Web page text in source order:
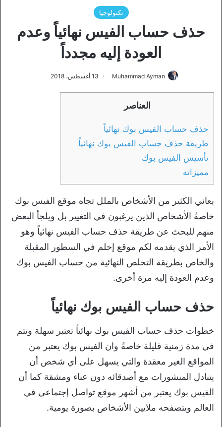
تكنولوجيا
حذف حساب الفيس نهائياً وعدم
العودة إليه مجدداً
Muhammad Ayman 13 أغسطس، 2018
العناصر
حذف حساب الفيس بوك نهائياً
طريقة حذف حساب الفيس بوك نهائياً
تأسيس الفيس بوك
مميزاته
يعاني الكثير من الأشخاص بالملل تجاه موقع الفيس بوك
خاصةً الأشخاص الذين يرغبون في التغيير بل ويلجأ البعض
منهم للبحث عن طريقة حذف حساب الفيس نهائياً وهو
الأمر الذي يقدمه لكم موقع إحلم في السطور المقبلة
والخاص بطريقة التخلص النهائية من حساب الفيس بوك
وعدم العودة إليه مرة أخرى.
حذف حساب الفيس بوك نهائياً
خطوات حذف حساب الفيس بوك نهائياً تعتبر سهلة وتتم
في مدة زمنية قليلة خاصةً وان الفيس بوك يعتبر من
المواقع الغير معقدة والتي يسهل على أي شخص أن
يتبادل المنشورات مع أصدقائه دون عناء ومشقة كما أن
الفيس بوك يعتبر من أشهر موقع تواصل إجتماعي في
العالم ويتصفحه ملايين الأشخاص بصورة يومية.